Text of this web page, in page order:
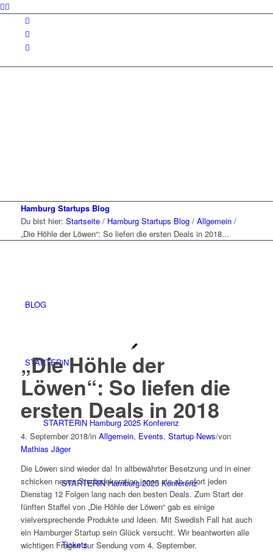
BLOG
STARTERiN
STARTERiN Hamburg 2025 Konferenz
STARTERiN Hamburg 2025 Konferenz
Tickets
Hamburg Startups Blog
Du bist hier: Startseite / Hamburg Startups Blog / Allgemein /
„Die Höhle der Löwen“: So liefen die ersten Deals in 2018...
„Die Höhle der
Löwen“: So liefen die
ersten Deals in 2018
4. September 2018/in Allgemein, Events, Startup News/von
Mathias Jäger
Die Löwen sind wieder da! In altbewährter Besetzung und in einer
schicken neuen Studiodekoration jagen sie ab sofort jeden
Dienstag 12 Folgen lang nach den besten Deals. Zum Start der
fünften Staffel von „Die Höhle der Löwen“ gab es einige
vielversprechende Produkte und Ideen. Mit Swedish Fall hat auch
ein Hamburger Startup sein Glück versucht. Wir beantworten alle
wichtigen Fragen zur Sendung vom 4. September.